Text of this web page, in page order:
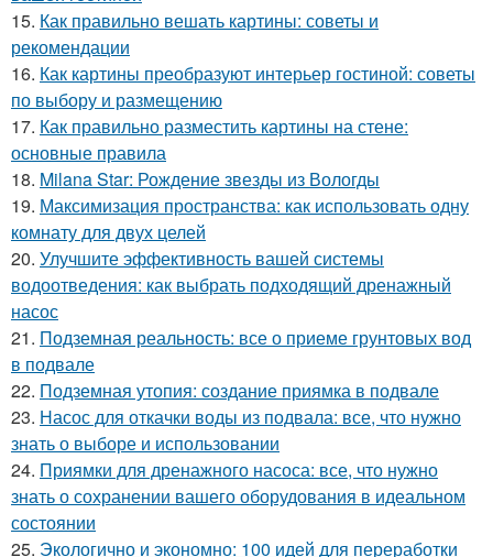
15. Как правильно вешать картины: советы и
рекомендации
16. Как картины преобразуют интерьер гостиной: советы
по выбору и размещению
17. Как правильно разместить картины на стене:
основные правила
18. Milana Star: Рождение звезды из Вологды
19. Максимизация пространства: как использовать одну
комнату для двух целей
20. Улучшите эффективность вашей системы
водоотведения: как выбрать подходящий дренажный
насос
21. Подземная реальность: все о приеме грунтовых вод
в подвале
22. Подземная утопия: создание приямка в подвале
23. Насос для откачки воды из подвала: все, что нужно
знать о выборе и использовании
24. Приямки для дренажного насоса: все, что нужно
знать о сохранении вашего оборудования в идеальном
состоянии
25. Экологично и экономно: 100 идей для переработки